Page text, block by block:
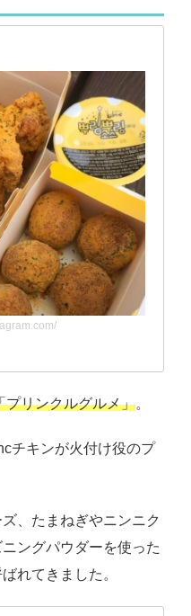
プリンクルグルメ」。
チキンが火付け役のプ
、たまねぎやニンニク
ングパウダーを使った
れてきました。